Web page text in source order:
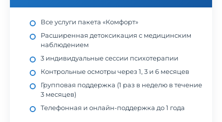
Все услуги пакета «Комфорт»
Расширенная детоксикация с медицинским
наблюдением
3 индивидуальные сессии психотерапии
Контрольные осмотры через 1, 3 и 6 месяцев
Групповая поддержка (1 раз в неделю в течение
3 месяцев)
Телефонная и онлайн-поддержка до 1 года